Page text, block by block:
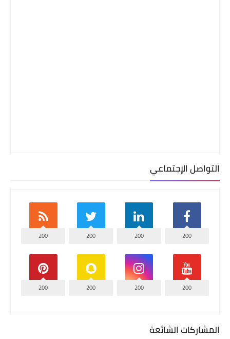
التواصل الإجتماعي
200
200
200
200
200
200
200
200
المشاركات الشائعة